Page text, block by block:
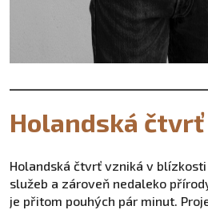
Holandská čtvrť
Holandská čtvrť vzniká v
služeb a zároveň nedaleko
je přitom pouhých pár minut.